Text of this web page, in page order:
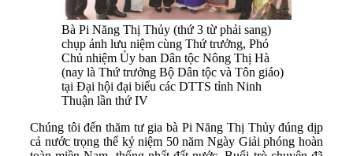
Bà Pi Năng Thị Thủy (thứ 3 từ phải sang)
chụp ảnh lưu niệm cùng Thứ trưởng, Phó
Chủ nhiệm Ủy ban Dân tộc Nông Thị Hà
(nay là Thứ trưởng Bộ Dân tộc và Tôn giáo)
tại Đại hội đại biểu các DTTS tỉnh Ninh
Thuận lần thứ IV
Chúng tôi đến thăm tư gia bà Pi Năng Thị Thủy đúng dịp
cả nước trọng thể kỷ niệm 50 năm Ngày Giải phóng hoàn